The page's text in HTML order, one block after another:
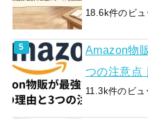
18.6k件のビュ
Amazon物
つの注意点
11.3k件のビュ